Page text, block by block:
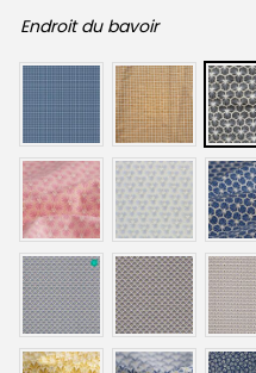
Endroit du bavoir